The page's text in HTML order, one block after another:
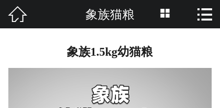
网站首页
 象族猫粮  
象族1.5kg幼猫粮